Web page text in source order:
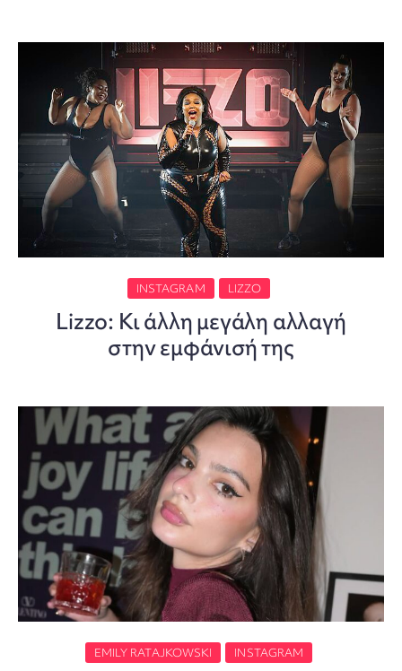
INSTAGRAM LIZZO
Lizzo: Κι άλλη μεγάλη αλλαγή
στην εμφάνισή της
EMILY RATAJKOWSKI INSTAGRAM